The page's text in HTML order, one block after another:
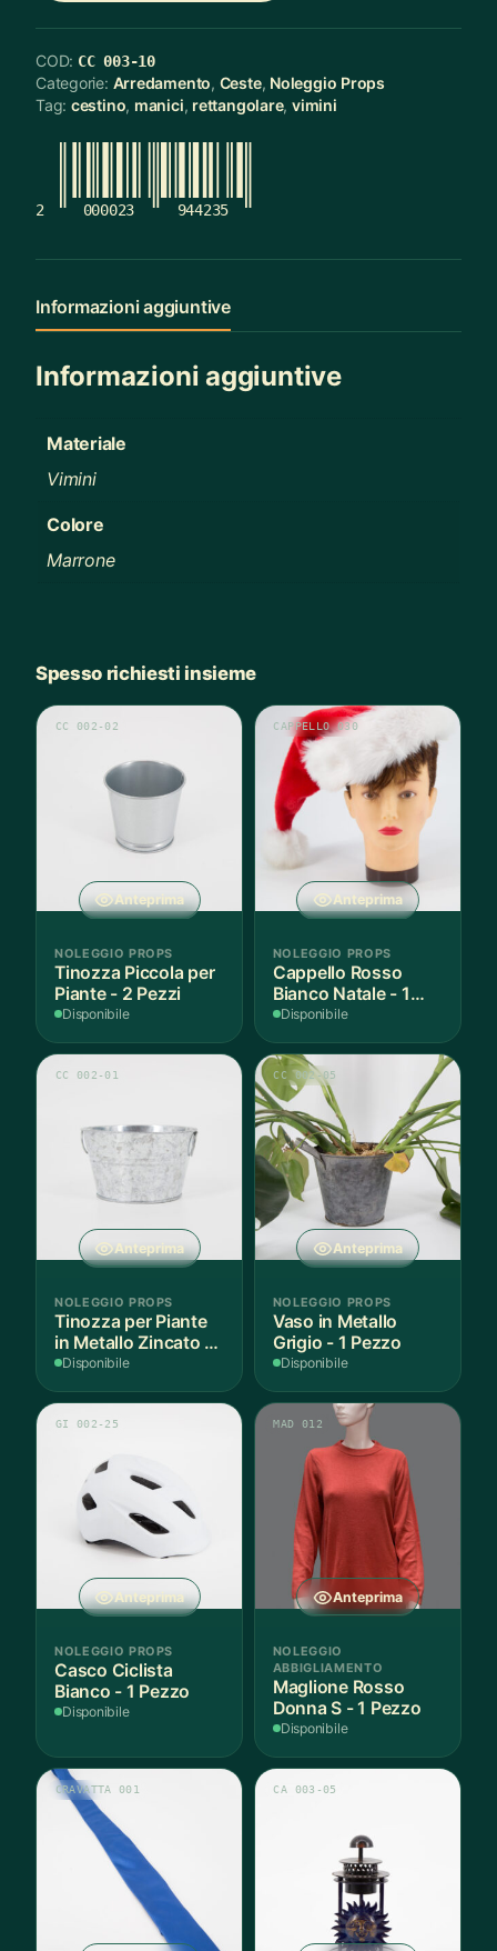
COD: CC 003-10
Categorie: Arredamento, Ceste, Noleggio Props
Tag: cestino, manici, rettangolare, vimini
2 000023 944235
Informazioni aggiuntive
Informazioni aggiuntive
Materiale
Vimini
Colore
Marrone
Spesso richiesti insieme
Anteprima
CC 002-02
NOLEGGIO PROPS
Tinozza Piccola per
Piante - 2 Pezzi
Disponibile
Anteprima
CAPPELLO 030
NOLEGGIO PROPS
Cappello Rosso
Bianco Natale - 1
Pezzo
Disponibile
Anteprima
CC 002-01
NOLEGGIO PROPS
Tinozza per Piante
in Metallo Zincato -
3 Pezzi
Disponibile
Anteprima
CC 002-05
NOLEGGIO PROPS
Vaso in Metallo
Grigio - 1 Pezzo
Disponibile
Anteprima
GI 002-25
NOLEGGIO PROPS
Casco Ciclista
Bianco - 1 Pezzo
Disponibile
Anteprima
MAD 012
NOLEGGIO
ABBIGLIAMENTO
Maglione Rosso
Donna S - 1 Pezzo
Disponibile
CRAVATTA 001 CA 003-05